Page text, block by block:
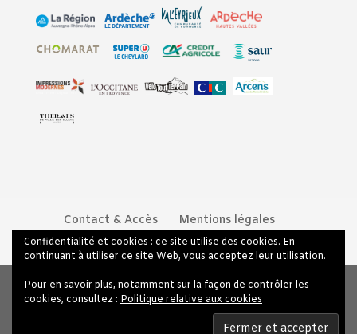
Contact & Accès
Mentions légales
Politique de confidentialité
Elegant Themes| Propulsé par
Confidentialité et cookies : ce site utilise des cookies. En
continuant à utiliser ce site Web, vous acceptez leur utilisation.
Pour en savoir plus, notamment sur la façon de contrôler les
cookies, consultez : Politique relative aux cookies